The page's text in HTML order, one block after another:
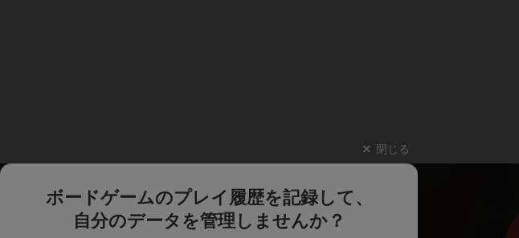
閉じる
ボードゲームのプレイ履歴を記録して、
自分のデータを管理しませんか？